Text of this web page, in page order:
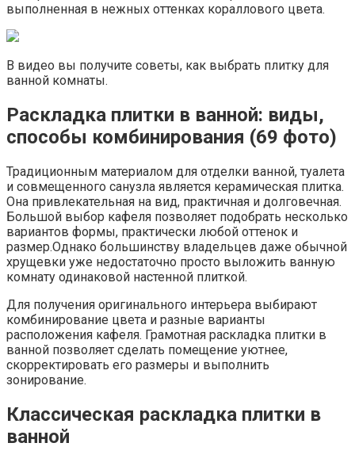
выполненная в нежных оттенках кораллового цвета.
В видео вы получите советы, как выбрать плитку для
ванной комнаты.
Раскладка плитки в ванной: виды,
способы комбинирования (69 фото)
Традиционным материалом для отделки ванной, туалета
и совмещенного санузла является керамическая плитка.
Она привлекательная на вид, практичная и долговечная.
Большой выбор кафеля позволяет подобрать несколько
вариантов формы, практически любой оттенок и
размер.Однако большинству владельцев даже обычной
хрущевки уже недостаточно просто выложить ванную
комнату одинаковой настенной плиткой.
Для получения оригинального интерьера выбирают
комбинирование цвета и разные варианты
расположения кафеля. Грамотная раскладка плитки в
ванной позволяет сделать помещение уютнее,
скорректировать его размеры и выполнить
зонирование.
Классическая раскладка плитки в
ванной